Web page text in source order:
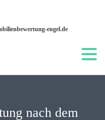
engel.de
nach dem